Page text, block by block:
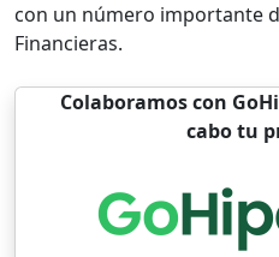
con un número importante
Financieras.
Colaboramos con
cabo tu